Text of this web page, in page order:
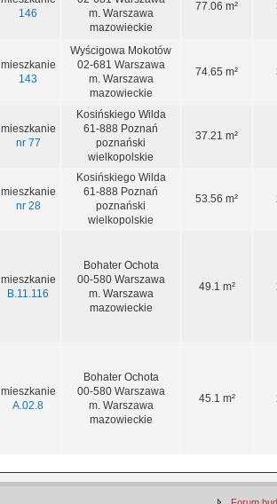
146
m. Warszawa
mazowieckie
77.06 m²
mieszkanie
143
Wyścigowa Mokotów
02-681 Warszawa
m. Warszawa
mazowieckie
74.65 m²
mieszkanie
nr 77
Kosińskiego Wilda
61-888 Poznań
poznański
wielkopolskie
37.21 m²
mieszkanie
nr 28
Kosińskiego Wilda
61-888 Poznań
poznański
wielkopolskie
53.56 m²
mieszkanie
B.11.116
Bohater Ochota
00-580 Warszawa
m. Warszawa
mazowieckie
49.1 m²
mieszkanie
A.02.8
Bohater Ochota
00-580 Warszawa
m. Warszawa
mazowieckie
45.1 m²